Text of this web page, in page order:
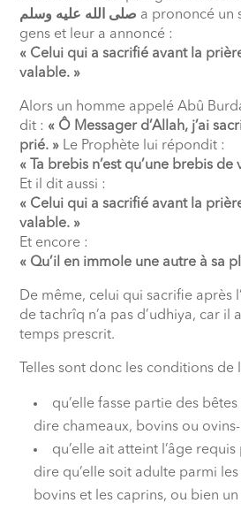
صلى الله عليه وسلم a prononcé un
gens et leur a annoncé :
« Celui qui a sacrifié avant la
valable. »
Alors un homme appelé Abû
dit : « Ô Messager d’Allah, j’ai
prié. » Le Prophète lui répondit :
« Ta brebis n’est qu’une brebis de
Et il dit aussi :
« Celui qui a sacrifié avant la
valable. »
Et encore :
« Qu’il en immole une autre à sa
De même, celui qui sacrifie après
de tachrîq n’a pas d’udhiya, car il
temps prescrit.
Telles sont donc les conditions de
qu’elle fasse partie des
dire chameaux, bovins ou
qu’elle ait atteint l’âge requis
dire qu’elle soit adulte parmi
bovins et les caprins, ou bien